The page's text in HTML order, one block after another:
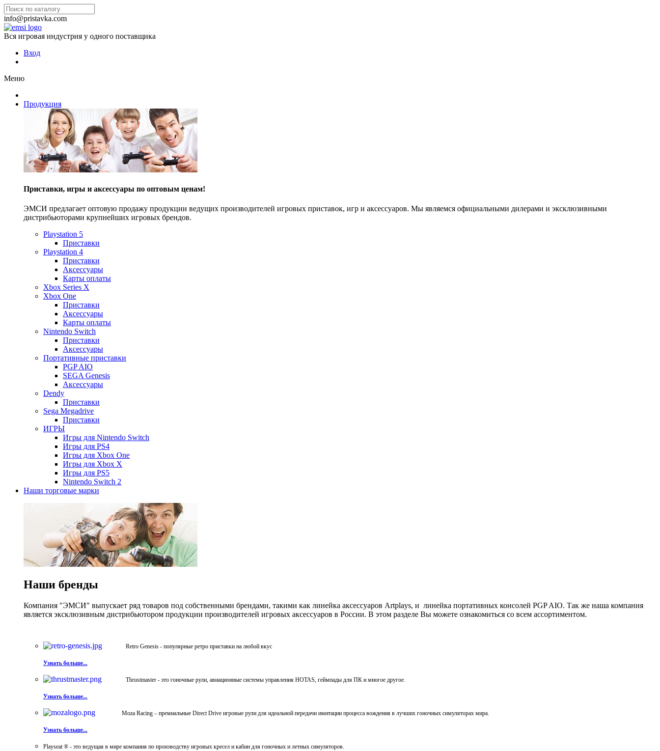
info@pristavka.com
Вся игровая индустрия у одного поставщика
Вход
Меню
Продукция
Приставки, игры и аксессуары по оптовым ценам!
ЭМСИ предлагает оптовую продажу продукции ведущих производителей игровых приставок, игр и аксессуаров. Мы являемся официальными дилерами и эксклюзивными
дистрибьюторами крупнейших игровых брендов.
Playstation 5
Приставки
Playstation 4
Приставки
Аксессуары
Карты оплаты
Xbox Series X
Xbox One
Приставки
Аксессуары
Карты оплаты
Nintendo Switch
Приставки
Аксессуары
Портативные приставки
PGP AIO
SEGA Genesis
Аксессуары
Dendy
Приставки
Sega Megadrive
Приставки
ИГРЫ
Игры для Nintendo Switch
Игры для PS4
Игры для Xbox One
Игры для Xbox X
Игры для PS5
Nintendo Switch 2
Наши торговые марки
Наши бренды
Компания "ЭМСИ" выпускает ряд товаров под собственными брендами, такими как линейка аксессуаров Artplays, и линейка портативных консолей PGP AIO. Так же наша компания
является эксклюзивным дистрибьютором продукции производителей игровых аксессуаров в России. В этом разделе Вы можете ознакомиться со всем ассортиментом.
Retro Genesis - популярные ретро приставки на любой вкус
Узнать больше...
Thrustmaster - это гоночные рули, авиационные системы управления HOTAS, геймпады для ПК и многое другое.
Узнать больше...
Moza Racing – премиальные Direct Drive игровые рули для идеальной передачи имитации процесса вождения в лучших гоночных симуляторах мира.
Узнать больше...
Playseat ® - это ведущая в мире компания по производству игровых кресел и кабин для гоночных и летных симуляторов.